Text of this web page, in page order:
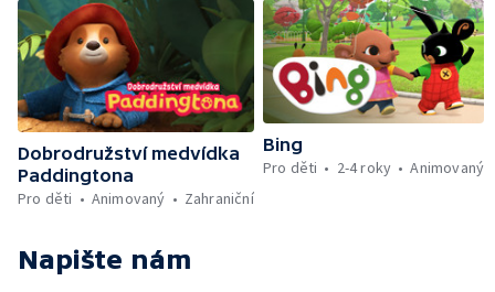
Dobrodružství medvídka
Paddingtona
Pro děti
Animovaný Zahraniční
Bing
Pro děti
2-4 roky Animovaný
Napište nám